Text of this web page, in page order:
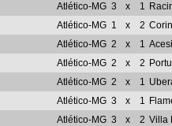
Atlético-MG 3 x 1
Atlético-MG 1 x 2
Atlético-MG 2 x 1
Atlético-MG 2 x 2
Atlético-MG 2 x 1
Atlético-MG 3 x 1
Atlético-MG 3 x 2 Villa